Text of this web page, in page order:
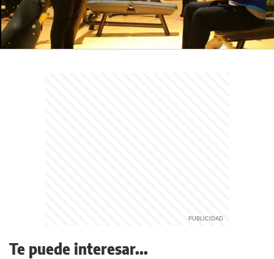
Te puede interesar...